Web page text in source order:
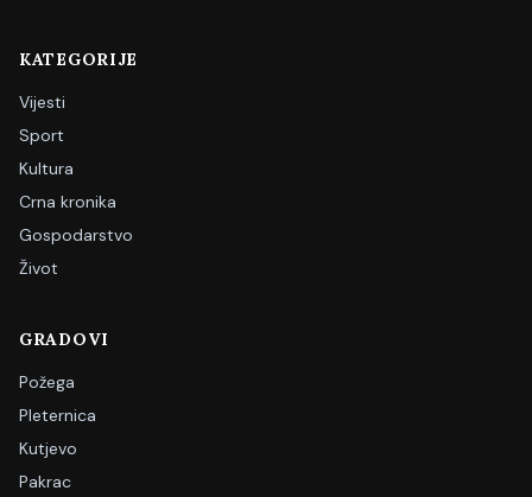
KATEGORIJE
Vijesti
Sport
Kultura
Crna kronika
Gospodarstvo
Život
GRADOVI
Požega
Pleternica
Kutjevo
Pakrac